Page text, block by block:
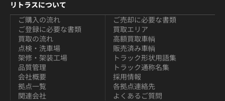
リトラスについて
ご購入の流れ
ご登録に必要な書類
買取の流れ
ご売却に必要な書類
買取エリア
高額買取車輌
点検・洗車場
架修・架装工場
品質管理
販売済み車輌
トラック形状用語集
トラック通称名集
会社概要
拠点一覧
関連会社
採用情報
各拠点連絡先
よくあるご質問